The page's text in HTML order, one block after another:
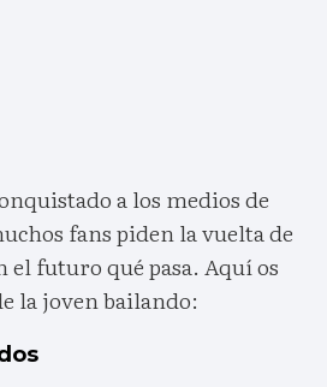
a los medios de
fans piden la vuelta de
el futuro qué pasa. Aquí os
la joven bailando: